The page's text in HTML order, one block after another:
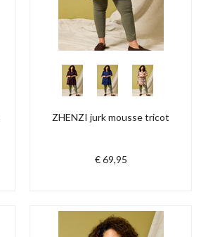
ZHENZI jurk mousse tricot
€ 69,95